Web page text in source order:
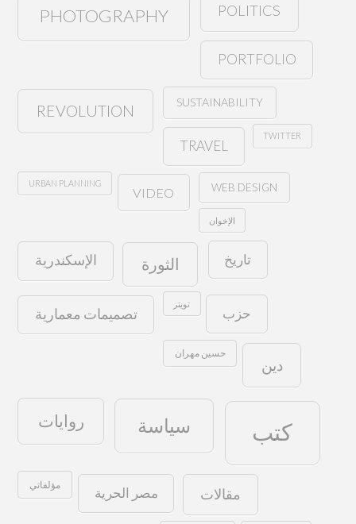
PHOTOGRAPHY POLITICS
PORTFOLIO
REVOLUTION SUSTAINABILITY
TRAVEL
TWITTER
URBAN PLANNING
VIDEO WEB DESIGN
الإخوان
الإسكندرية الثورة تاريخ
تصميمات معمارية
تويتر
حزب
حسين مهران
دين
روايات سياسة كتب
مؤلفاتي مصر الحرية مقالات